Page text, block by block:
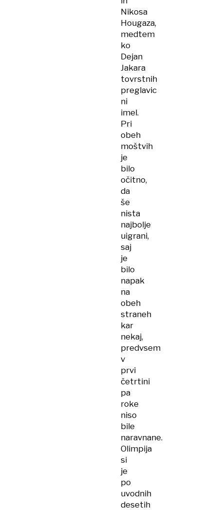
Nikosa
Hougaza,
medtem
ko
Dejan
Jakara
tovrstnih
preglavic
ni
imel.
Pri
obeh
moštvih
je
bilo
očitno,
da
še
nista
najbolje
uigrani,
saj
je
bilo
napak
na
obeh
straneh
kar
nekaj,
predvsem
v
prvi
četrtini
pa
roke
niso
bile
naravnane.
Olimpija
si
je
po
uvodnih
desetih